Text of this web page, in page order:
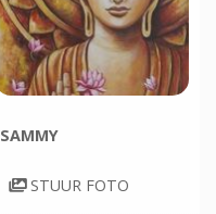
SAMMY
STUUR FOTO